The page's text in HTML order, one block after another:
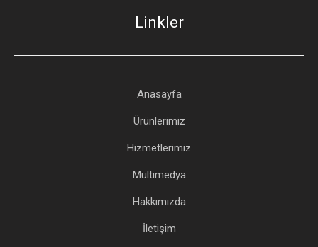
Linkler
Anasayfa
Ürünlerimiz
Hizmetlerimiz
Multimedya
Hakkımızda
İletişim